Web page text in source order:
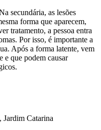
secundária, as lesões
forma que aparecem,
tratamento, a pessoa entra
Por isso, é importante a
Após a forma latente, vem
e que podem causar
Jardim Catarina